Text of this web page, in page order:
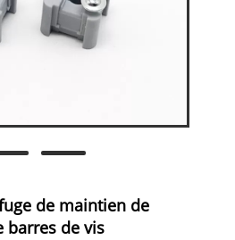
de maintien de
barres de vis